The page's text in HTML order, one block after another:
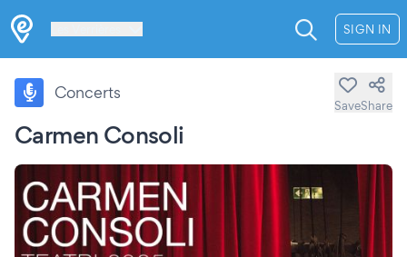
SIGN IN
Carmen Consoli
Concerts
SaveShare